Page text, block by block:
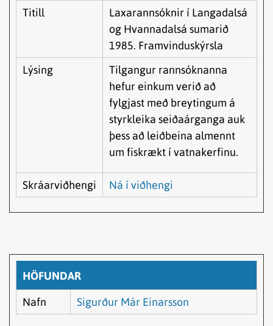
Titill
Laxarannsóknir í Langadalsá
og Hvannadalsá sumarið
1985. Framvinduskýrsla
Lýsing
Tilgangur rannsóknanna
hefur einkum verið að
fylgjast með breytingum á
styrkleika seiðaárganga auk
þess að leiðbeina almennt
um fiskrækt í vatnakerfinu.
Skráarviðhengi Ná í viðhengi
HÖFUNDAR
Nafn Sigurður Már Einarsson